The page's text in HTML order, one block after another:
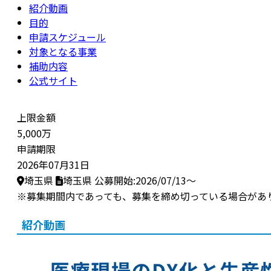
紹介動画
目的
申請スケジュール
対象となる事業
補助内容
公式サイト
上限金額
5,000万
申請期限
2026年07月31日
埼玉県
埼玉県 公募開始:2026/07/13～
※募集期間内であっても、募集を締め切っている場合があ
紹介動画